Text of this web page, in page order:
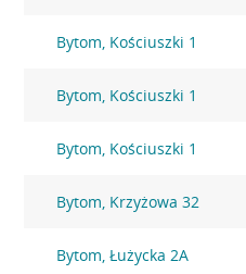
Bytom, Kościuszki 1
Bytom, Kościuszki 1
Bytom, Kościuszki 1
Bytom, Krzyżowa 32
Bytom, Łużycka 2A